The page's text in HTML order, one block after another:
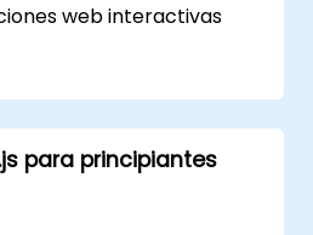
web interactivas
y reutilizable.
una vista
de página única
una página web
para principiantes